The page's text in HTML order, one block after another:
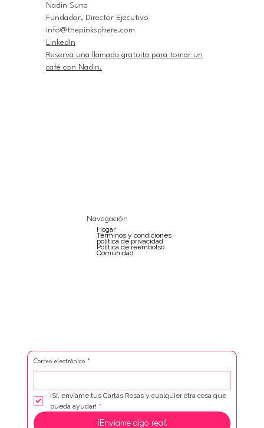
Nadin Suna
Fundador, Director Ejecutivo
info@thepinksphere.com
LinkedIn
Reserva una llamada gratuita para tomar un
café con Nadin.
Navegación
Hogar
Términos y condiciones
política de privacidad
Política de reembolso
Comunidad
Correo electrónico *
¡Sí, envíame tus Cartas Rosas y cualquier otra cosa que
pueda ayudar! *
¡Envíame algo real!